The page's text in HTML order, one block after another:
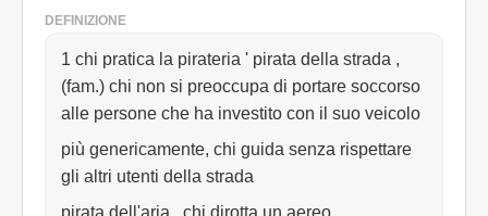
DEFINIZIONE
1 chi pratica la pirateria ' pirata della strada ,
(fam.) chi non si preoccupa di portare soccorso
alle persone che ha investito con il suo veicolo
più genericamente, chi guida senza rispettare
gli altri utenti della strada
pirata dell'aria , chi dirotta un aereo